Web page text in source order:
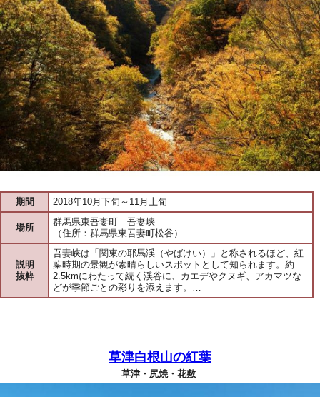
期間 2018年10月下旬～11月上旬
場所
群馬県東吾妻町 吾妻峡
（住所：群馬県東吾妻町松谷）
説明
抜粋
吾妻峡は「関東の耶馬渓（やばけい）」と称されるほど、紅
葉時期の景観が素晴らしいスポットとして知られます。約
2.5kmにわたって続く渓谷に、カエデやクヌギ、アカマツな
どが季節ごとの彩りを添えます。…
草津白根山の紅葉
草津・尻焼・花敷